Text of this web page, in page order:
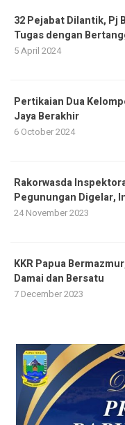
32 Pejabat Dilantik, Pj
Tugas dengan
5 April 2024
Pertikaian Dua
Jaya Berakhir
6 October 2024
Rakorwasda
Pegunungan Digelar,
24 November 2023
KKR Papua
Damai dan Bersatu
7 December 2023